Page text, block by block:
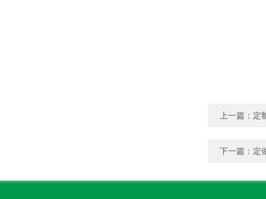
上一篇： 定
下一篇： 定